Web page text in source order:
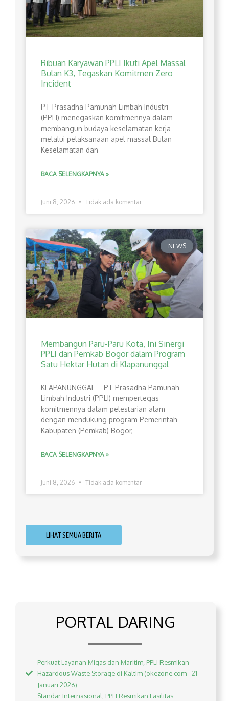
Ribuan Karyawan PPLI Ikuti Apel Massal
Bulan K3, Tegaskan Komitmen Zero
Incident
PT Prasadha Pamunah Limbah Industri
(PPLI) menegaskan komitmennya dalam
membangun budaya keselamatan kerja
melalui pelaksanaan apel massal Bulan
Keselamatan dan
BACA SELENGKAPNYA »
Juni 8, 2026 Tidak ada komentar
NEWS
Membangun Paru-Paru Kota, Ini Sinergi
PPLI dan Pemkab Bogor dalam Program
Satu Hektar Hutan di Klapanunggal
​KLAPANUNGGAL – PT Prasadha Pamunah
Limbah Industri (PPLI) mempertegas
komitmennya dalam pelestarian alam
dengan mendukung program Pemerintah
Kabupaten (Pemkab) Bogor,
BACA SELENGKAPNYA »
Juni 8, 2026 Tidak ada komentar
LIHAT SEMUA BERITA
PORTAL DARING
Perkuat Layanan Migas dan Maritim, PPLI Resmikan
Hazardous Waste Storage di Kaltim (okezone.com - 21
Januari 2026)
Standar Internasional, PPLI Resmikan Fasilitas